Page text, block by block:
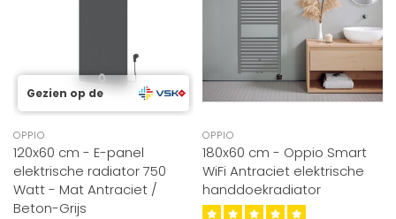
Gezien op de
OPPIO
120x60 cm - E-panel
elektrische radiator 750
Watt - Mat Antraciet /
Beton-Grijs
OPPIO
180x60 cm - Oppio Smart
WiFi Antraciet elektrische
handdoekradiator